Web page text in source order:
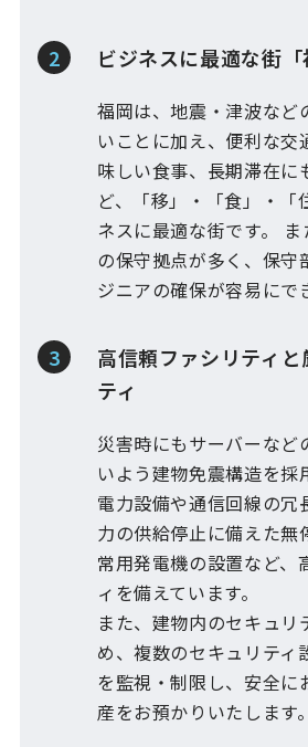
ビジネスに最適な街「
福岡は、地震・津波など
いことに加え、便利な交
味しい食事、長期滞在に
ど、「移」・「食」・「
ネスに最適な街です。
の保守拠点が多く、保守
ジニアの確保が容易にで
高信頼ファシリティ
ティ
災害時にもサーバーなど
いよう建物免震構造を採
電力設備や通信回線の冗
力の供給停止に備えた無
常用発電機の設置など、
ィを備えています。
また、建物内のセキュリ
め、複数のセキュリティ
を監視・制限し、安全に
産をお預かりいたします。